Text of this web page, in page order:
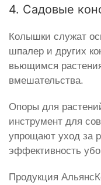
4. Садовые
Колышки служат
шпалер и других
вьющимся
вмешательства.
Опоры для
инструмент для
упрощают уход за
эффективность
Продукция